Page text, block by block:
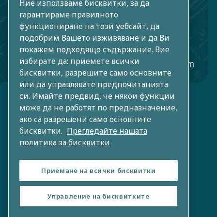
гр. София 1528, България
(+359) 2 489 31 78
compressor.sales@bg.atlascopco.com
compressor.service@bg.atlascopco.com
Ние използваме бисквитки, за да
гарантираме правилното
функциониране на този уебсайт, да
подобрим Вашето изживяване и да Ви
покажем подходящо съдържание. Вие
избирате да: приемете всички
бисквитки, разрешите само основните
или да управлявате предпочитанията
си. Имайте предвид, че някои функции
може да не работят по предназначение,
ако са разрешени само основните
бисквитки. Прегледайте нашата
политика за бисквитки
Приемане на всички бисквитки
Управление на бисквитките